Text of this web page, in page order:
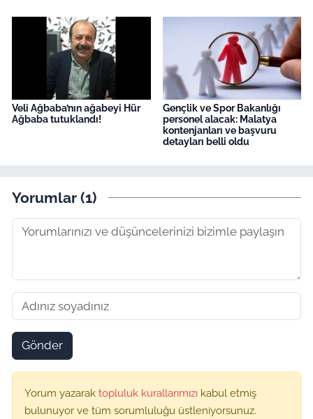
Veli Ağbaba’nın ağabeyi Hür
Ağbaba tutuklandı!
Gençlik ve Spor Bakanlığı
personel alacak: Malatya
kontenjanları ve başvuru
detayları belli oldu
Yorumlar (1)
Gönder
Yorum yazarak topluluk kurallarımızı kabul etmiş
bulunuyor ve tüm sorumluluğu üstleniyorsunuz.